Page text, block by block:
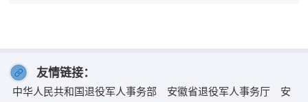
友情链接：
中华人民共和国退役军人事务部 安徽省退役军人事务厅
安